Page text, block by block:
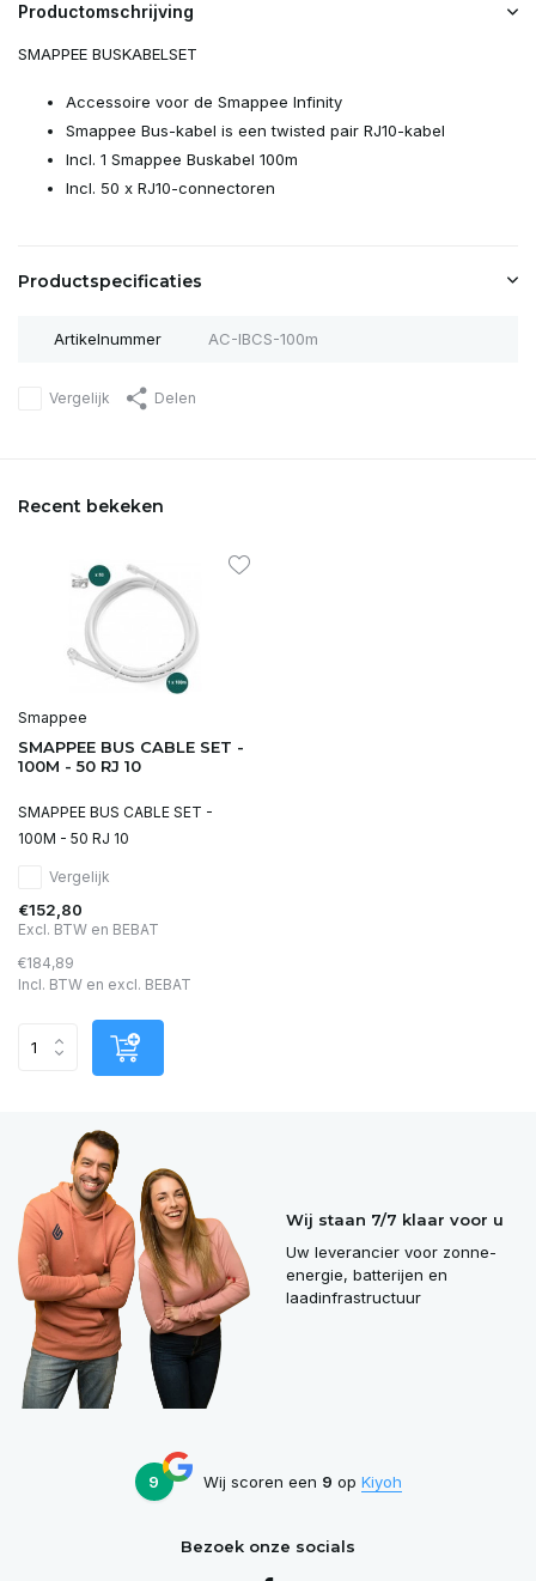
Productomschrijving
SMAPPEE BUSKABELSET
Accessoire voor de Smappee Infinity
Smappee Bus-kabel is een twisted pair RJ10-kabel
Incl. 1 Smappee Buskabel 100m
Incl. 50 x RJ10-connectoren
Productspecificaties
Artikelnummer AC-IBCS-100m
Vergelijk Delen
Recent bekeken
Smappee
SMAPPEE BUS CABLE SET -
100M - 50 RJ 10
SMAPPEE BUS CABLE SET -
100M - 50 RJ 10
Vergelijk
€152,80
Excl. BTW en BEBAT
€184,89
Incl. BTW en excl. BEBAT
Wij staan 7/7 klaar voor u
Uw leverancier voor zonne-
energie, batterijen en
laadinfrastructuur
9 Wij scoren een 9 op Kiyoh
Bezoek onze socials